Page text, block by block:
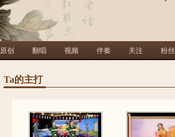
原创 翻唱 视频 伴奏 关注 粉丝
Ta的主打